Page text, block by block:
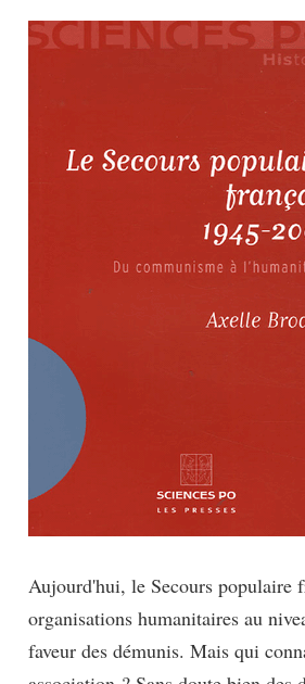
Aujourd'hui, le Secours populaire
organisations humanitaires au
faveur des démunis. Mais qui